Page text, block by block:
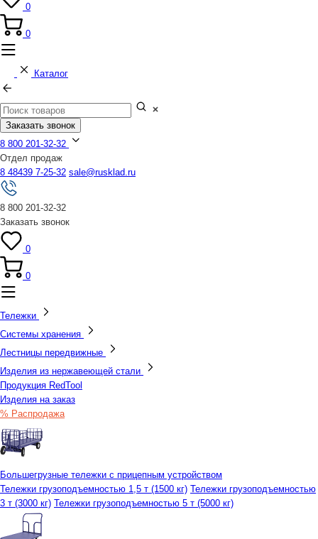
0
0
Каталог
Заказать звонок
8 800 201-32-32
Отдел продаж
8 48439 7-25-32 sale@rusklad.ru
8 800 201-32-32
Заказать звонок
0
0
Тележки
Системы хранения
Лестницы передвижные
Изделия из нержавеющей стали
Продукция RedTool
Изделия на заказ
% Распродажа
Большегрузные тележки с прицепным устройством
Тележки грузоподъемностью 1,5 т (1500 кг) Тележки грузоподъемностью
3 т (3000 кг) Тележки грузоподъемностью 5 т (5000 кг)